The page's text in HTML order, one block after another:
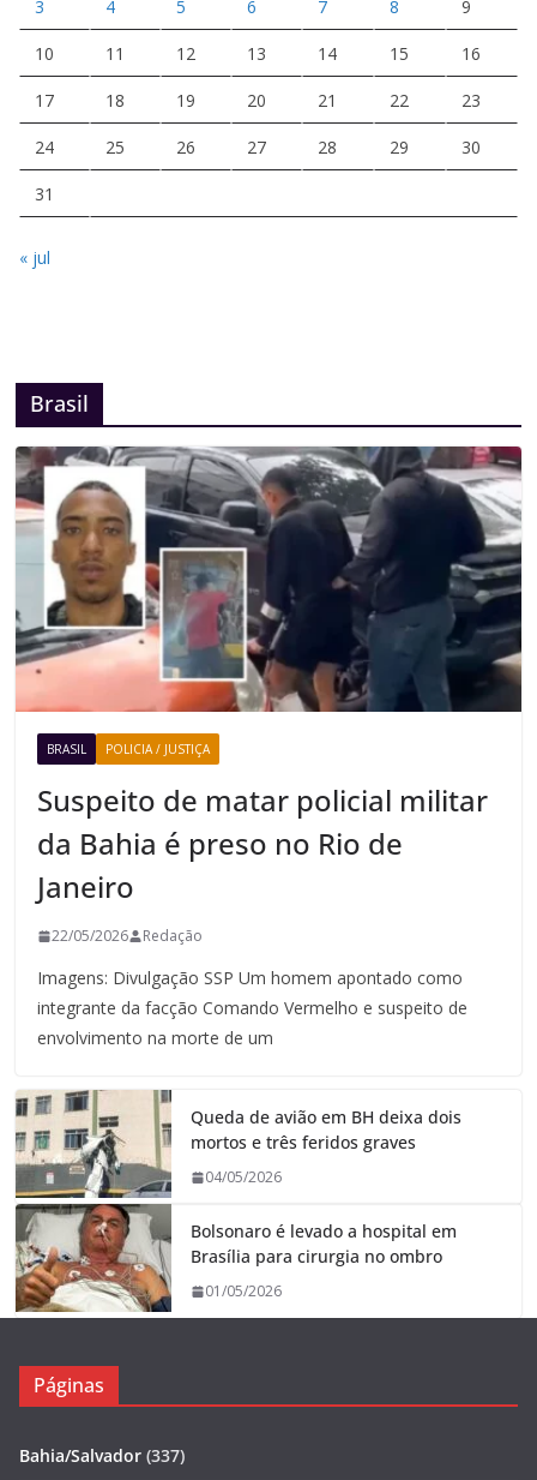
3 4 5 6 7 8 9
10 11 12 13 14 15 16
17 18 19 20 21 22 23
24 25 26 27 28 29 30
31
« jul
Brasil
BRASIL POLICIA / JUSTIÇA
Suspeito de matar policial militar
da Bahia é preso no Rio de
Janeiro
22/05/2026 Redação
Imagens: Divulgação SSP Um homem apontado como
integrante da facção Comando Vermelho e suspeito de
envolvimento na morte de um
Queda de avião em BH deixa dois
mortos e três feridos graves
04/05/2026
Bolsonaro é levado a hospital em
Brasília para cirurgia no ombro
01/05/2026
Páginas
Bahia/Salvador (337)